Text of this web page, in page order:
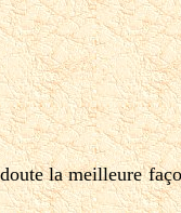
la meilleure